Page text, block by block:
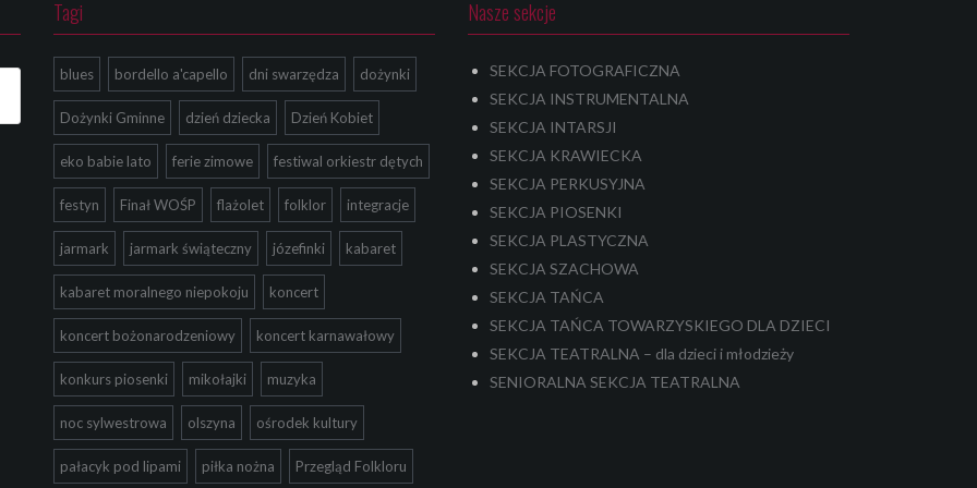
Tagi
blues bordello a'capello dni swarzędza dożynki
Dożynki Gminne dzień dziecka Dzień Kobiet
eko babie lato ferie zimowe festiwal orkiestr dętych
festyn Finał WOŚP flażolet folklor integracje
jarmark jarmark świąteczny józefinki kabaret
kabaret moralnego niepokoju koncert
koncert bożonarodzeniowy koncert karnawałowy
konkurs piosenki mikołajki muzyka
noc sylwestrowa olszyna ośrodek kultury
pałacyk pod lipami piłka nożna Przegląd Folkloru
Nasze sekcje
SEKCJA FOTOGRAFICZNA
SEKCJA INSTRUMENTALNA
SEKCJA INTARSJI
SEKCJA KRAWIECKA
SEKCJA PERKUSYJNA
SEKCJA PIOSENKI
SEKCJA PLASTYCZNA
SEKCJA SZACHOWA
SEKCJA TAŃCA
SEKCJA TAŃCA TOWARZYSKIEGO DLA DZIECI
SEKCJA TEATRALNA – dla dzieci i młodzieży
SENIORALNA SEKCJA TEATRALNA